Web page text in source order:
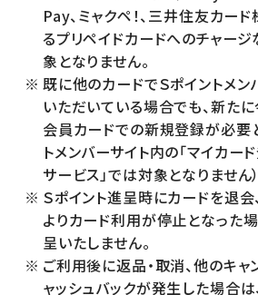
Pay、ミャクペ！、三井住友カー
るプリペイドカードへのチャー
象となりません。
既に他のカードでＳポイントメン
いただいている場合でも、新た
会員カードでの新規登録が必要
トメンバーサイト内の「マイカー
サービス」では対象となりません）
Ｓポイント進呈時にカードを退
よりカード利用が停止となった
呈いたしません。
ご利用後に返品・取消、他のキャ
ャッシュバックが発生した場合